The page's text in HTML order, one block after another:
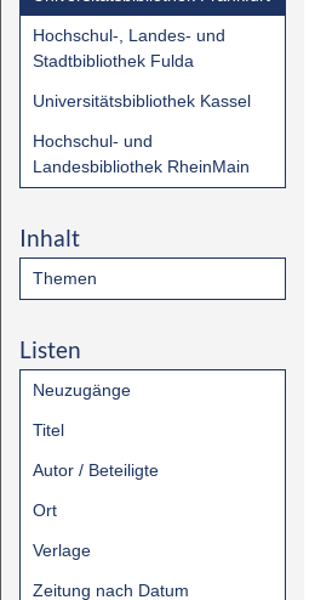
Hochschul-, Landes- und
Stadtbibliothek Fulda
Universitätsbibliothek Kassel
Hochschul- und
Landesbibliothek RheinMain
Inhalt
Themen
Listen
Neuzugänge
Titel
Autor / Beteiligte
Ort
Verlage
Zeitung nach Datum